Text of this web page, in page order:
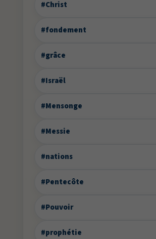
#Christ
#fondement
#grâce
#Israël
#Mensonge
#Messie
#nations
#Pentecôte
#Pouvoir
#prophétie